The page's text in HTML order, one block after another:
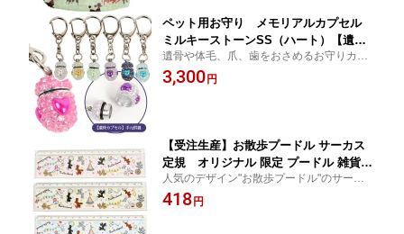
ペット用お守り メモリアルカプセル
ミルキーストーンSS（ハート）【遺骨
カプセル】【ペット仏具】 メモリアル
分骨 迷子札 IDカプセル お別れ 旅立ち
遺骨や体毛、爪、歯をおさめるお守りカプ
セル。【ドッグ 犬グッズ 雑貨 プードル】
3,300円
【受注生産】お散歩プードル サーカス
定規 オリジナル 限定 プードル 雑貨
グッズ 犬 ドッグ オリジナル 定規 ルー
ラー ものさし ステーショナリー 文房具
人気のデザイン"お散歩プードル"のサーカス
柄定規です。【ドッグ 犬グッズ 雑貨 プー
ドル】
418円